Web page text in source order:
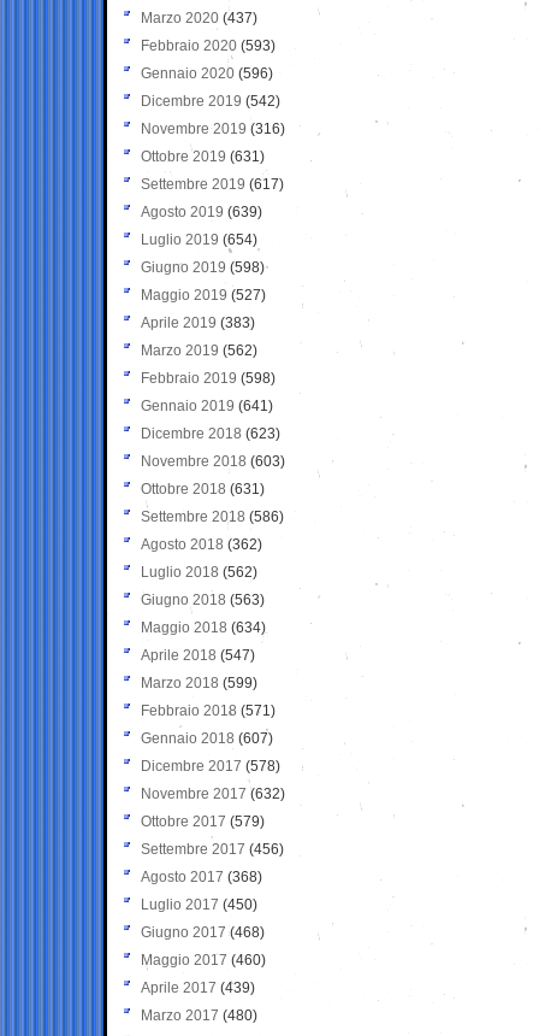
Marzo 2020 (437)
Febbraio 2020 (593)
Gennaio 2020 (596)
Dicembre 2019 (542)
Novembre 2019 (316)
Ottobre 2019 (631)
Settembre 2019 (617)
Agosto 2019 (639)
Luglio 2019 (654)
Giugno 2019 (598)
Maggio 2019 (527)
Aprile 2019 (383)
Marzo 2019 (562)
Febbraio 2019 (598)
Gennaio 2019 (641)
Dicembre 2018 (623)
Novembre 2018 (603)
Ottobre 2018 (631)
Settembre 2018 (586)
Agosto 2018 (362)
Luglio 2018 (562)
Giugno 2018 (563)
Maggio 2018 (634)
Aprile 2018 (547)
Marzo 2018 (599)
Febbraio 2018 (571)
Gennaio 2018 (607)
Dicembre 2017 (578)
Novembre 2017 (632)
Ottobre 2017 (579)
Settembre 2017 (456)
Agosto 2017 (368)
Luglio 2017 (450)
Giugno 2017 (468)
Maggio 2017 (460)
Aprile 2017 (439)
Marzo 2017 (480)